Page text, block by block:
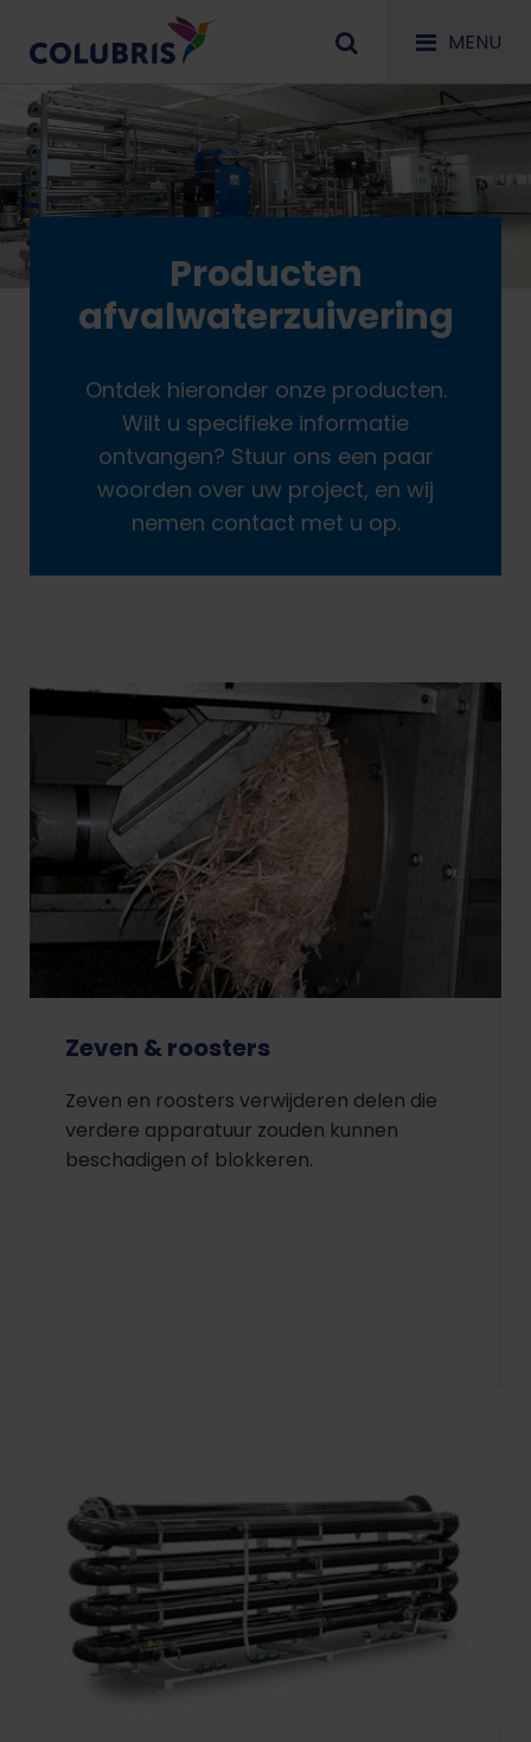
MENU
Producten
afvalwaterzuivering
Ontdek hieronder onze producten.
Wilt u specifieke informatie
ontvangen? Stuur ons een paar
woorden over uw project, en wij
nemen contact met u op.
Zeven & roosters
Zeven en roosters verwijderen delen die
verdere apparatuur zouden kunnen
beschadigen of blokkeren.